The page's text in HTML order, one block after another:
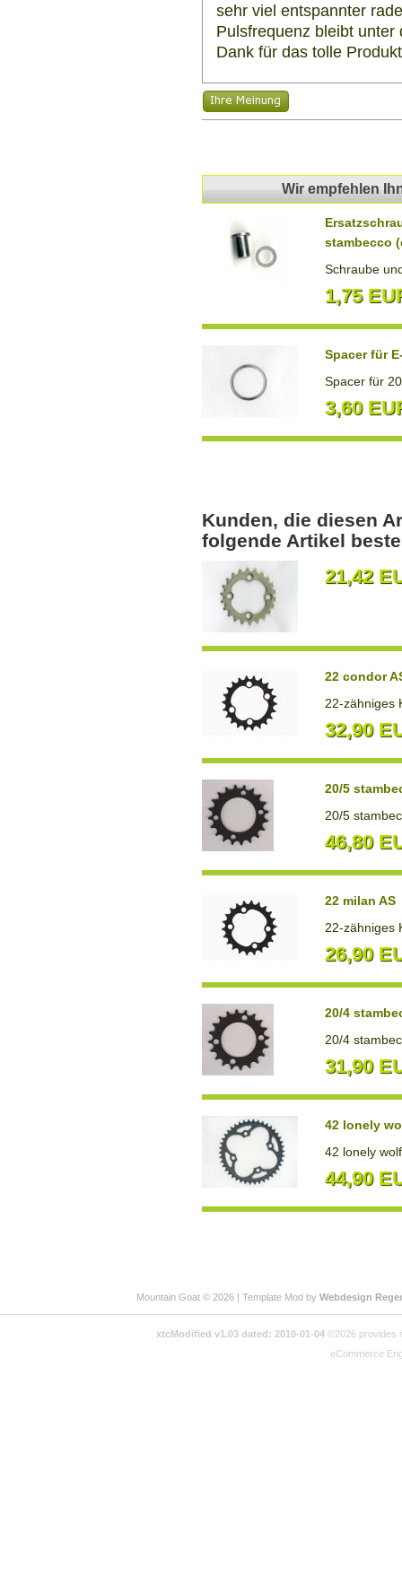
sehr viel entspannter
Pulsfrequenz bleibt
Dank für das tolle
Wir empfehlen
stambecco
Schraube
1,75
Spacer für
Spacer für
3,60
Kunden, die diesen
folgende Artikel
21,42
22 condor
22-zähniges
32,90
20/5
20/5
46,80
22 milan AS
22-zähniges
26,90
20/4
20/4
31,90
42 lonely
42 lonely
44,90
Mountain Goat © 2026 | Template Mod by Webdesign
xtcModified v1.03 dated: 2010-01-04©2026 provides
eCommerce